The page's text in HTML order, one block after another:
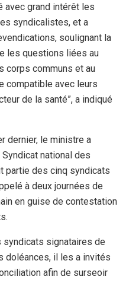
avec grand intérêt les
syndicalistes, et a
soulignant la
les questions liées au
corps communs et au
compatible avec leurs
de la santé”, a indiqué
dernier, le ministre a
national des
partie des cinq syndicats
à deux journées de
en guise de contestation
syndicats signataires de
doléances, il les a invités
afin de surseoir